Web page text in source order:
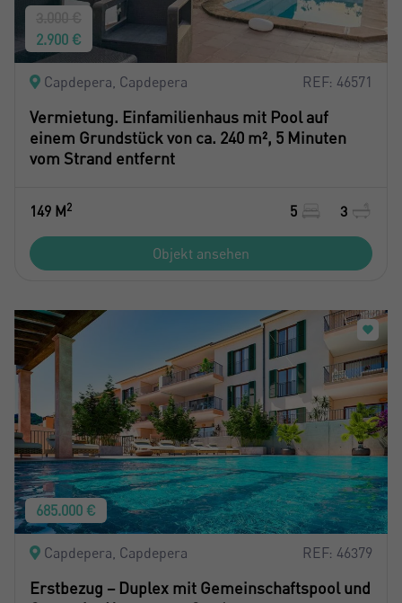
2.900 €
Capdepera, Capdepera REF: 46571
Vermietung. Einfamilienhaus mit Pool auf
einem Grundstück von ca. 240 m², 5 Minuten
vom Strand entfernt
149 M2 5 3
Objekt ansehen
685.000 €
Capdepera, Capdepera REF: 46379
Erstbezug – Duplex mit Gemeinschaftspool und